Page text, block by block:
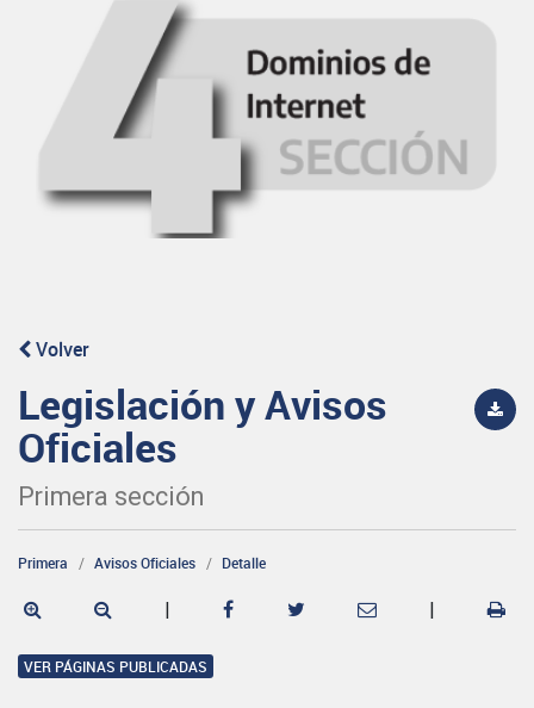
Volver
Legislación y Avisos
Oficiales
Primera sección
Primera Avisos Oficiales Detalle
| |
VER PÁGINAS PUBLICADAS